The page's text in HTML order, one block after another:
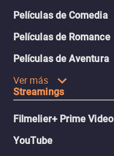
Películas de Comedia
Películas de Romance
Películas de Aventura
Ver más
Streamings
Filmelier+ Prime Video
YouTube